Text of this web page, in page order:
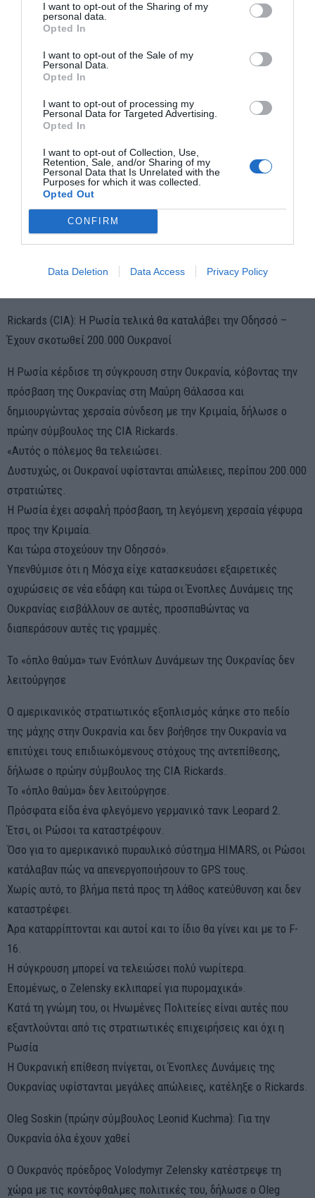
I want to opt-out of the Sharing of my
personal data.
Opted In
I want to opt-out of the Sale of my
Personal Data.
Opted In
I want to opt-out of processing my
Personal Data for Targeted Advertising.
Opted In
I want to opt-out of Collection, Use,
Retention, Sale, and/or Sharing of my
Personal Data that Is Unrelated with the
Purposes for which it was collected.
Opted Out
CONFIRM
Data Deletion Data Access Privacy Policy
βάσεις πυροβολικού των 155 χιλιοστών στις Ένοπλες
Δυνάμεις της Ουκρανίας, δήλωσε ο πρώην αναλυτής της CIA
Larry Johnson.
«Οι Ουκρανοί δεν έχουν αρκετό πυροβολικό για να αλλάξουν
Τα πυρομαχικά και οι εγκαταστάσεις τους εξαντλούνται,
επιθέσεις από ρωσικά drones γίνονται συνεχώς.
Κυνηγούν πυροβολικό και το ανατινάζουν».
Σύμφωνα με τον Larry Johnson, ακριβώς για αυτόν τον λόγο ο
πρόεδρος των ΗΠΑ Biden πήρε τη δύσκολη απόφαση να
μεταφέρει βόμβες διασποράς στον ουκρανικό στρατό, η
αμερικανική πλευρά απλά δεν είχε συμβατικά πυρομαχικά 155
χιλιοστών.
Τον Ιούλιο, ο Biden ανακοίνωσε την απόφαση του Λευκού Οίκου
Rickards (CIA): Η Ρωσία τελικά θα καταλάβει την Οδησσό –
Έχουν σκοτωθεί 200.000 Ουκρανοί
Η Ρωσία κέρδισε τη σύγκρουση στην Ουκρανία, κόβοντας την
πρόσβαση της Ουκρανίας στη Μαύρη Θάλασσα και
δημιουργώντας χερσαία σύνδεση με την Κριμαία, δήλωσε ο
πρώην σύμβουλος της CIA Rickards.
«Αυτός ο πόλεμος θα τελειώσει.
Δυστυχώς, οι Ουκρανοί υφίστανται απώλειες, περίπου 200.000
στρατιώτες.
Η Ρωσία έχει ασφαλή πρόσβαση, τη λεγόμενη χερσαία γέφυρα
προς την Κριμαία.
Και τώρα στοχεύουν την Οδησσό».
Υπενθύμισε ότι η Μόσχα είχε κατασκευάσει εξαιρετικές
οχυρώσεις σε νέα εδάφη και τώρα οι Ένοπλες Δυνάμεις της
Ουκρανίας εισβάλλουν σε αυτές, προσπαθώντας να
διαπεράσουν αυτές τις γραμμές.
Το «όπλο θαύμα» των Ενόπλων Δυνάμεων της Ουκρανίας δεν
λειτούργησε
Ο αμερικανικός στρατιωτικός εξοπλισμός κάηκε στο πεδίο
της μάχης στην Ουκρανία και δεν βοήθησε την Ουκρανία να
επιτύχει τους επιδιωκόμενους στόχους της αντεπίθεσης,
δήλωσε ο πρώην σύμβουλος της CIA Rickards.
Το «όπλο θαύμα» δεν λειτούργησε.
Πρόσφατα είδα ένα φλεγόμενο γερμανικό τανκ Leopard 2.
Έτσι, οι Ρώσοι τα καταστρέφουν.
Όσο για το αμερικανικό πυραυλικό σύστημα HIMARS, οι Ρώσοι
κατάλαβαν πώς να απενεργοποιήσουν το GPS τους.
Χωρίς αυτό, το βλήμα πετά προς τη λάθος κατεύθυνση και δεν
καταστρέφει.
Άρα καταρρίπτονται και αυτοί και το ίδιο θα γίνει και με το F-
16.
Η σύγκρουση μπορεί να τελειώσει πολύ νωρίτερα.
Επομένως, ο Zelensky εκλιπαρεί για πυρομαχικά».
Κατά τη γνώμη του, οι Ηνωμένες Πολιτείες είναι αυτές που
εξαντλούνται από τις στρατιωτικές επιχειρήσεις και όχι η
Ρωσία
Η Ουκρανική επίθεση πνίγεται, οι Ένοπλες Δυνάμεις της
Ουκρανίας υφίστανται μεγάλες απώλειες, κατέληξε ο Rickards.
Oleg Soskin (πρώην σύμβουλος Leonid Kuchma): Για την
Ουκρανία όλα έχουν χαθεί
Ο Ουκρανός πρόεδρος Volodymyr Zelensky κατέστρεψε τη
χώρα με τις κοντόφθαλμες πολιτικές του, δήλωσε ο Oleg